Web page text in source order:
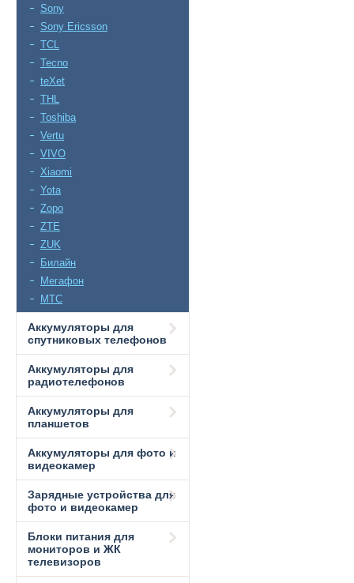
Sony
Sony Ericsson
TCL
Tecno
teXet
THL
Toshiba
Vertu
VIVO
Xiaomi
Yota
Zopo
ZTE
ZUK
Билайн
Мегафон
МТС
Аккумуляторы для
спутниковых телефонов
Аккумуляторы для
радиотелефонов
Аккумуляторы для
планшетов
Аккумуляторы для фото и
видеокамер
Зарядные устройства для
фото и видеокамер
Блоки питания для
мониторов и ЖК
телевизоров